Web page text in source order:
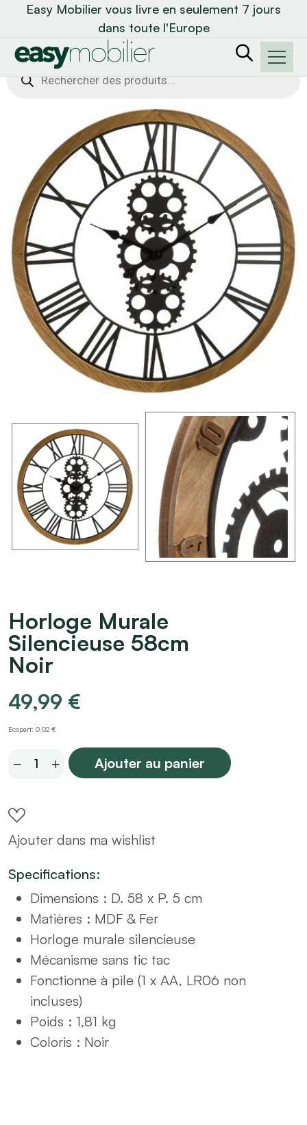
Easy Mobilier vous livre en seulement 7 jours
dans toute l'Europe
Recherche
de
Horloge Murale
Silencieuse 58cm
Noir
49,99 €
Ecopart: 0,02 €
Horloge
58cm
Noir
Ajouter au panier
Ajouter dans ma wishlist
Specifications:
Dimensions : D. 58 x P. 5 cm
Matières : MDF & Fer
Horloge murale silencieuse
Mécanisme sans tic tac
Fonctionne à pile (1 x AA, LR06 non
incluses)
Poids : 1,81 kg
Coloris : Noir